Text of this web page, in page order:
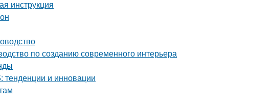
инструкция
по созданию современного интерьера
и инновации